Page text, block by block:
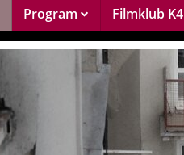
Program Filmklub K4